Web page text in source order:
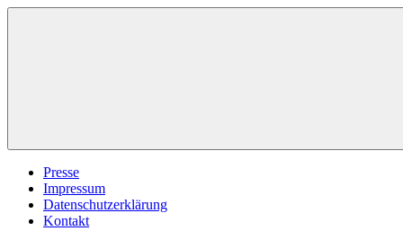
Zum
Presse
Impressum
Datenschutzerklärung
Kontakt